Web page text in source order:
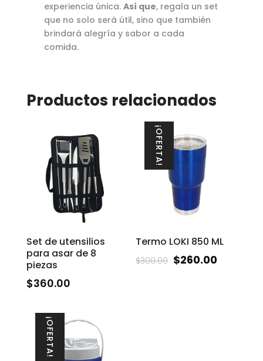
experiencia única. Así que, regala un set
que no solo será útil, sino que también
brindará alegría y sabor a cada
comida.
Productos relacionados
Set de utensilios
para asar de 8
piezas
$360.00
¡OFERTA!
Termo LOKI 850 ML
$300.00 $260.00
¡OFERTA!